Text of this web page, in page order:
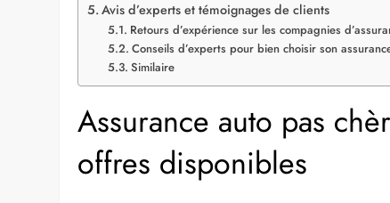
Avis d’experts et témoignages de clients
Retours d’expérience sur les compagnies
Conseils d’experts pour bien choisir son
Similaire
Assurance auto pas
offres disponibles